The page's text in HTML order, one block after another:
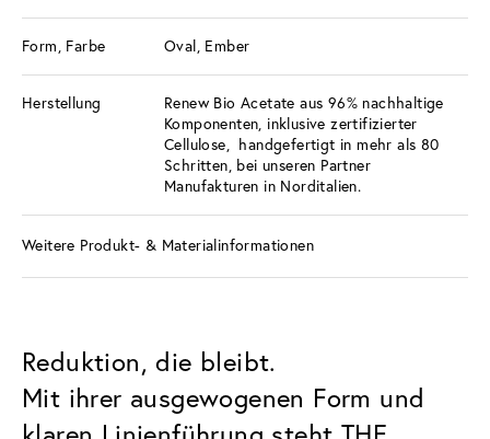
Form, Farbe Oval, Ember
Herstellung
Renew Bio Acetate aus 96% nachhaltige
Komponenten, inklusive zertifizierter
Cellulose, handgefertigt in mehr als 80
Schritten, bei unseren Partner
Manufakturen in Norditalien.
Weitere Produkt- & Materialinformationen
Reduktion, die bleibt.
Mit ihrer ausgewogenen Form und